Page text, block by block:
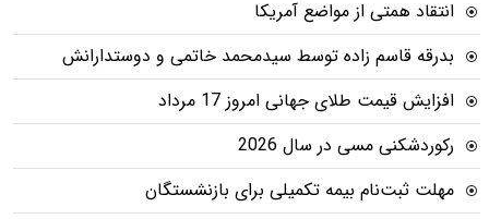
انتقاد همتی از مواضع آمریکا
بدرقه قاسم زاده توسط سیدمحمد خاتمی و دوستدارانش
افزایش قیمت طلای جهانی امروز 17 مرداد
رکوردشکنی مسی در سال 2026
مهلت ثبت‌نام بیمه تکمیلی برای بازنشستگان